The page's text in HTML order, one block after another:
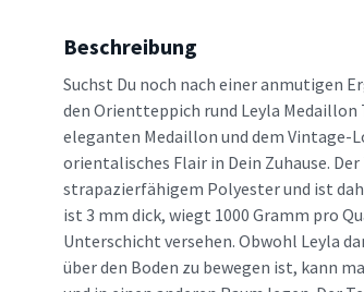
Beschreibung
Suchst Du noch nach einer anmutigen
den Orientteppich rund Leyla Medaillon
eleganten Medaillon und dem Vintage-
orientalisches Flair in Dein Zuhause.
strapazierfähigem Polyester und ist
ist 3 mm dick, wiegt 1000 Gramm pro
Unterschicht versehen. Obwohl Leyla
über den Boden zu bewegen ist, kann